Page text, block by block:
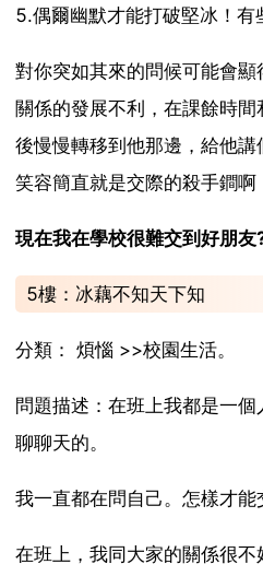
5.偶爾幽默才能打破堅冰！有
對你突如其來的問候可能會
關係的發展不利，在課餘時
後慢慢轉移到他那邊，給他講
笑容簡直就是交際的殺手鐧啊
現在我在學校很難交到好朋友
5樓：冰藕不知天下知
分類： 煩惱 >>校園生活。
問題描述：在班上我都是一
聊聊天的。
我一直都在問自己。怎樣才能
在班上，我同大家的關係很